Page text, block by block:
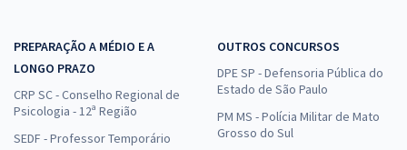
PREPARAÇÃO A MÉDIO E A
LONGO PRAZO
CRP SC - Conselho Regional de
Psicologia - 12ª Região
SEDF - Professor Temporário
OUTROS CONCURSOS
DPE SP - Defensoria Pública do
Estado de São Paulo
PM MS - Polícia Militar de Mato
Grosso do Sul